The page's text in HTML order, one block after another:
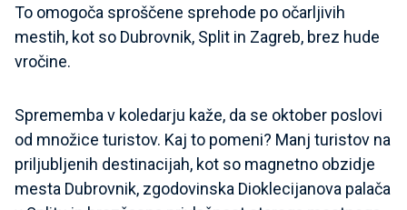
To omogoča sproščene sprehode po očarljivih
mestih, kot so Dubrovnik, Split in Zagreb, brez hude
vročine.
Sprememba v koledarju kaže, da se oktober poslovi
od množice turistov. Kaj to pomeni? Manj turistov na
priljubljenih destinacijah, kot so magnetno obzidje
mesta Dubrovnik, zgodovinska Dioklecijanova palača